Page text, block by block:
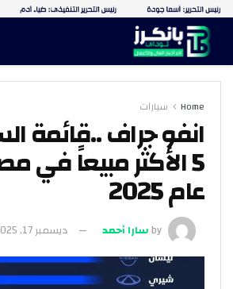
Home سيارات
انفو جراف ..قائمة
5 الأكثر مبيعاً في
عام 2025
byسارا أحمد ديسمبر 17, 2025